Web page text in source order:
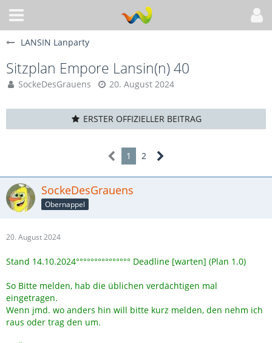
LANSIN Lanparty
Sitzplan Empore Lansin(n) 40
SockeDesGrauens 20. August 2024
ERSTER OFFIZIELLER BEITRAG
1 2
SockeDesGrauens
Obernappel
20. August 2024
Stand 14.10.2024°°°°°°°°°°°°°°° Deadline [warten] (Plan 1.0)
So Bitte melden, hab die üblichen verdächtigen mal
eingetragen.
Wenn jmd. wo anders hin will bitte kurz melden, den nehm ich
raus oder trag den um.